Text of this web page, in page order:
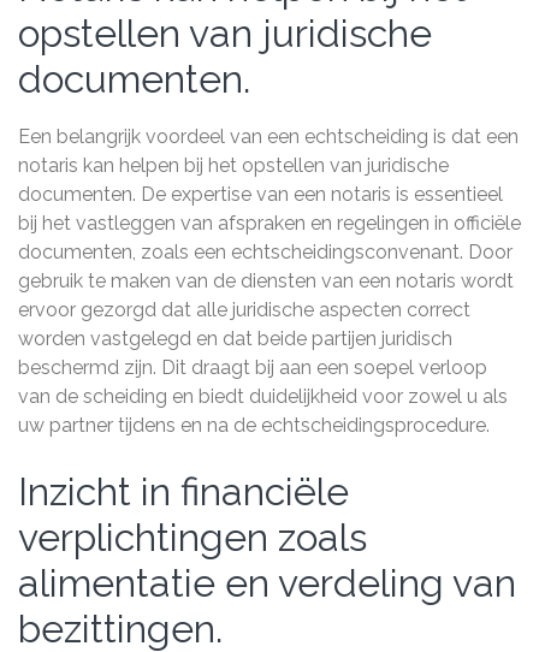
opstellen van juridische
documenten.
Een belangrijk voordeel van een echtscheiding is dat een
notaris kan helpen bij het opstellen van juridische
documenten. De expertise van een notaris is essentieel
bij het vastleggen van afspraken en regelingen in officiële
documenten, zoals een echtscheidingsconvenant. Door
gebruik te maken van de diensten van een notaris wordt
ervoor gezorgd dat alle juridische aspecten correct
worden vastgelegd en dat beide partijen juridisch
beschermd zijn. Dit draagt bij aan een soepel verloop
van de scheiding en biedt duidelijkheid voor zowel u als
uw partner tijdens en na de echtscheidingsprocedure.
Inzicht in financiële
verplichtingen zoals
alimentatie en verdeling van
bezittingen.